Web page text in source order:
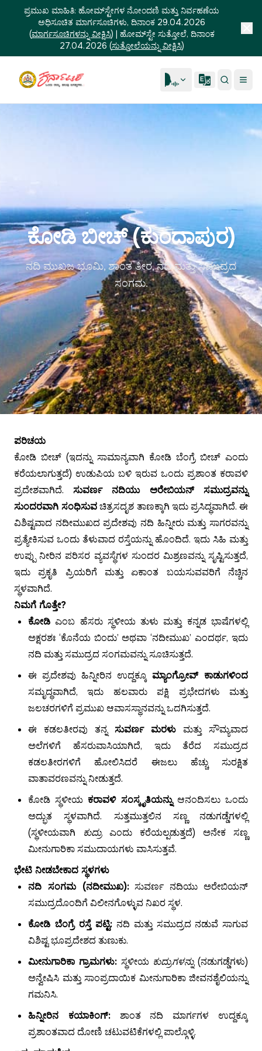
ಪ್ರಮುಖ ಮಾಹಿತಿ: ಹೋಮ್‌ಸ್ಟೇಗಳ ನೋಂದಣಿ ಮತ್ತು ನಿರ್ವಹಣೆಯ
ಅಧಿಸೂಚಿತ ಮಾರ್ಗಸೂಚಿಗಳು, ದಿನಾಂಕ 29.04.2026
(ಮಾರ್ಗಸೂಚಿಗಳನ್ನು ವೀಕ್ಷಿಸಿ) | ಹೋಮ್‌ಸ್ಟೇ ಸುತ್ತೋಲೆ, ದಿನಾಂಕ
27.04.2026 (ಸುತ್ತೋಲೆಯನ್ನು ವೀಕ್ಷಿಸಿ)
ಕೋಡಿ ಬೀಚ್ (ಕುಂದಾಪುರ)
ನದಿ ಮುಖಜ ಭೂಮಿ, ಶಾಂತ ತೀರ, ನದಿ ಮತ್ತು ಸಮುದ್ರದ
ಸಂಗಮ.
ಪರಿಚಯ
ಕೋಡಿ ಬೀಚ್ (ಇದನ್ನು ಸಾಮಾನ್ಯವಾಗಿ ಕೋಡಿ ಬೆಂಗ್ರೆ ಬೀಚ್ ಎಂದು
ಕರೆಯಲಾಗುತ್ತದೆ) ಉಡುಪಿಯ ಬಳಿ ಇರುವ ಒಂದು ಪ್ರಶಾಂತ ಕರಾವಳಿ
ಪ್ರದೇಶವಾಗಿದೆ. ಸುವರ್ಣ ನದಿಯು ಅರೇಬಿಯನ್ ಸಮುದ್ರವನ್ನು
ಸುಂದರವಾಗಿ ಸಂಧಿಸುವಚಿತ್ರಸದೃಶ ತಾಣಕ್ಕಾಗಿ ಇದು ಪ್ರಸಿದ್ಧವಾಗಿದೆ. ಈ
ವಿಶಿಷ್ಟವಾದ ನದೀಮುಖದ ಪ್ರದೇಶವು ನದಿ ಹಿನ್ನೀರು ಮತ್ತು ಸಾಗರವನ್ನು
ಪ್ರತ್ಯೇಕಿಸುವ ಒಂದು ತೆಳುವಾದ ರಸ್ತೆಯನ್ನು ಹೊಂದಿದೆ. ಇದು ಸಿಹಿ ಮತ್ತು
ಉಪ್ಪು ನೀರಿನ ಪರಿಸರ ವ್ಯವಸ್ಥೆಗಳ ಸುಂದರ ಮಿಶ್ರಣವನ್ನು ಸೃಷ್ಟಿಸುತ್ತದೆ,
ಇದು ಪ್ರಕೃತಿ ಪ್ರಿಯರಿಗೆ ಮತ್ತು ಏಕಾಂತ ಬಯಸುವವರಿಗೆ ನೆಚ್ಚಿನ
ಸ್ಥಳವಾಗಿದೆ.
ನಿಮಗೆ ಗೊತ್ತೇ?
ಕೋಡಿ ಎಂಬ ಹೆಸರು ಸ್ಥಳೀಯ ತುಳು ಮತ್ತು ಕನ್ನಡ ಭಾಷೆಗಳಲ್ಲಿ
ಅಕ್ಷರಶಃ ‘ಕೊನೆಯ ಬಿಂದು’ ಅಥವಾ ‘ನದೀಮುಖ’ ಎಂದರ್ಥ, ಇದು
ನದಿ ಮತ್ತು ಸಮುದ್ರದ ಸಂಗಮವನ್ನು ಸೂಚಿಸುತ್ತದೆ.
ಈ ಪ್ರದೇಶವು ಹಿನ್ನೀರಿನ ಉದ್ದಕ್ಕೂ ಮ್ಯಾಂಗ್ರೋವ್ ಕಾಡುಗಳಿಂದ
ಸಮೃದ್ಧವಾಗಿದೆ, ಇದು ಹಲವಾರು ಪಕ್ಷಿ ಪ್ರಭೇದಗಳು ಮತ್ತು
ಜಲಚರಗಳಿಗೆ ಪ್ರಮುಖ ಆವಾಸಸ್ಥಾನವನ್ನು ಒದಗಿಸುತ್ತದೆ.
ಈ ಕಡಲತೀರವು ತನ್ನ ಸುವರ್ಣ ಮರಳು ಮತ್ತು ಸೌಮ್ಯವಾದ
ಅಲೆಗಳಿಗೆ ಹೆಸರುವಾಸಿಯಾಗಿದೆ, ಇದು ತೆರೆದ ಸಮುದ್ರದ
ಕಡಲತೀರಗಳಿಗೆ ಹೋಲಿಸಿದರೆ ಈಜಲು ಹೆಚ್ಚು ಸುರಕ್ಷಿತ
ವಾತಾವರಣವನ್ನು ನೀಡುತ್ತದೆ.
ಕೋಡಿ ಸ್ಥಳೀಯ ಕರಾವಳಿ ಸಂಸ್ಕೃತಿಯನ್ನುಆನಂದಿಸಲು ಒಂದು
ಅದ್ಭುತ ಸ್ಥಳವಾಗಿದೆ. ಸುತ್ತಮುತ್ತಲಿನ ಸಣ್ಣ ನಡುಗಡ್ಡೆಗಳಲ್ಲಿ
(ಸ್ಥಳೀಯವಾಗಿ ಕುದ್ರುಎಂದು ಕರೆಯಲ್ಪಡುತ್ತದೆ) ಅನೇಕ ಸಣ್ಣ
ಮೀನುಗಾರಿಕಾ ಸಮುದಾಯಗಳು ವಾಸಿಸುತ್ತವೆ.
ಭೇಟಿ ನೀಡಬೇಕಾದ ಸ್ಥಳಗಳು
ನದಿ ಸಂಗಮ (ನದೀಮುಖ):ಸುವರ್ಣ ನದಿಯು ಅರೇಬಿಯನ್
ಸಮುದ್ರದೊಂದಿಗೆ ವಿಲೀನಗೊಳ್ಳುವ ನಿಖರ ಸ್ಥಳ.
ಕೋಡಿ ಬೆಂಗ್ರೆ ರಸ್ತೆ ಪಟ್ಟಿ: ನದಿ ಮತ್ತು ಸಮುದ್ರದ ನಡುವೆ ಸಾಗುವ
ವಿಶಿಷ್ಟ ಭೂಪ್ರದೇಶದ ತುಣುಕು.
ಮೀನುಗಾರಿಕಾ ಗ್ರಾಮಗಳು: ಸ್ಥಳೀಯ ಕುದ್ರುಗಳನ್ನು(ನಡುಗಡ್ಡೆಗಳು)
ಅನ್ವೇಷಿಸಿ ಮತ್ತು ಸಾಂಪ್ರದಾಯಿಕ ಮೀನುಗಾರಿಕಾ ಜೀವನಶೈಲಿಯನ್ನು
ಗಮನಿಸಿ.
ಹಿನ್ನೀರಿನ ಕಯಾಕಿಂಗ್:ಶಾಂತ ನದಿ ಮಾರ್ಗಗಳ ಉದ್ದಕ್ಕೂ
ಪ್ರಶಾಂತವಾದ ದೋಣಿ ಚಟುವಟಿಕೆಗಳಲ್ಲಿ ಪಾಲ್ಗೊಳ್ಳಿ.